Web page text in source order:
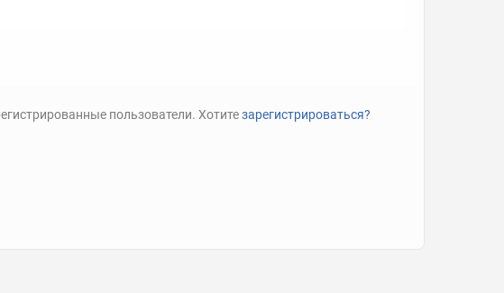
пользователи. Хотитезарегистрироваться?